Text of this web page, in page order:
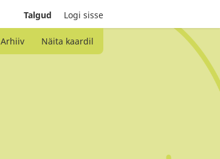
Talgud Logi sisse
Arhiiv Näita kaardil